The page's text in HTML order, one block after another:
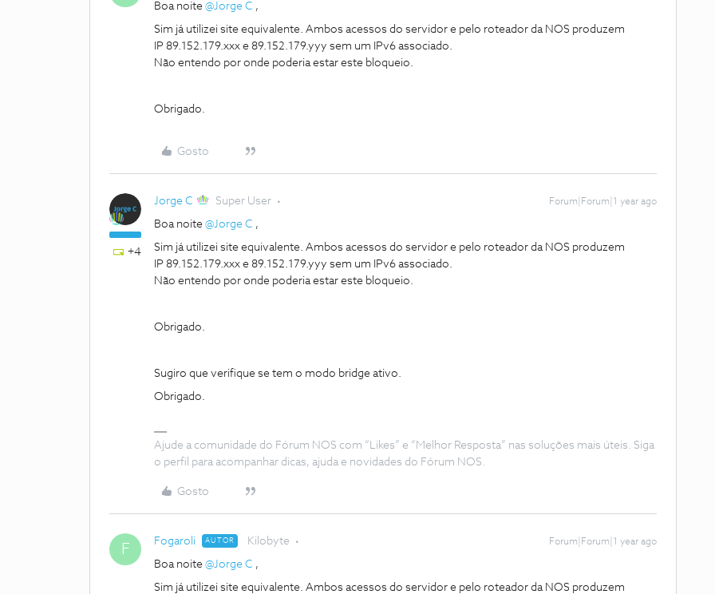
Boa noite ​ @Jorge C ,
Sim já utilizei site equivalente. Ambos acessos do servidor e pelo roteador da NOS produzem
IP 89.152.179.xxx e 89.152.179.yyy sem um IPv6 associado.
Não entendo por onde poderia estar este bloqueio.
Obrigado.
Gosto
+4
Jorge C Super User Forum|Forum|1 year ago
Boa noite ​ @Jorge C ,
Sim já utilizei site equivalente. Ambos acessos do servidor e pelo roteador da NOS produzem
IP 89.152.179.xxx e 89.152.179.yyy sem um IPv6 associado.
Não entendo por onde poderia estar este bloqueio.
Obrigado.
Sugiro que verifique se tem o modo bridge ativo.
Obrigado.
Ajude a comunidade do Fórum NOS com “Likes” e “Melhor Resposta” nas soluções mais úteis. Siga
o perfil para acompanhar dicas, ajuda e novidades do Fórum NOS.
Gosto
F Fogaroli AUTOR Kilobyte Forum|Forum|1 year ago
Boa noite ​ @Jorge C ,
Sim já utilizei site equivalente. Ambos acessos do servidor e pelo roteador da NOS produzem